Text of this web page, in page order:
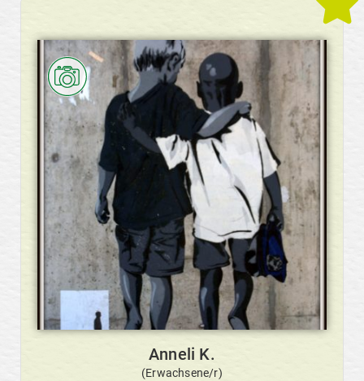
Anneli K.
(Erwachsene/r)